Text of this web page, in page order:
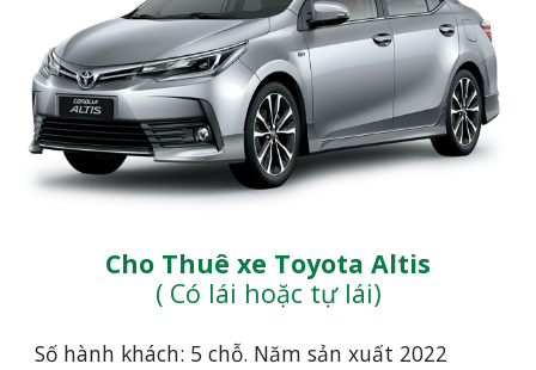
Cho Thuê xe Toyota Altis
( Có lái hoặc tự lái)
Số hành khách: 5 chỗ. Năm sản xuất 2022